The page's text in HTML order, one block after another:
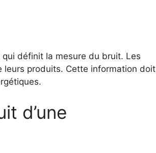
définit la mesure du bruit. Les
produits. Cette information doit
d’une